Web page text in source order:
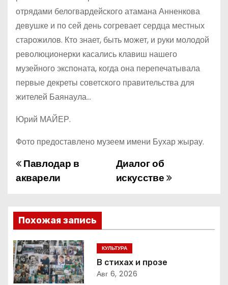
отрядами белогвардейского атамана Анненкова
девушке и по сей день согревает сердца местных
старожилов. Кто знает, быть может, и руки молодой
революционерки касались клавиш нашего
музейного экспоната, когда она перепечатывала
первые декреты советского правительства для
жителей Баянаула…
Юрий МАЙЕР.
Фото предоставлено музеем имени Бухар жырау.
Н
в
и
г
а
Диалог об
искусстве
Павлодар в
акварели
Похожая запись
КУЛЬТУРА
В стихах и прозе
Авг 6, 2026